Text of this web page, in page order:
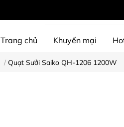
Trang chủ Khuyến mại
/ Quạt Sưởi Saiko QH-1206 1200W